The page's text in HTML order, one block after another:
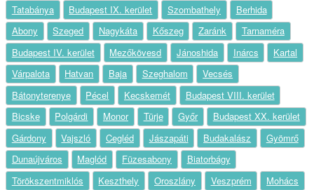
Tatabánya
Budapest IX. kerület Szombathely
Berhida
Abony
Szeged Nagykáta Kőszeg Zaránk
Tarnaméra
Budapest IV. kerület
Mezőkövesd Jánoshida Inárcs
Kartal
Várpalota
Hatvan Baja Szeghalom
Vecsés
Bátonyterenye
Pécel Kecskemét
Budapest VIII. kerület
Bicske
Polgárdi Monor Türje Győr
Budapest XX. kerület
Gárdony
Vajszló Cegléd Jászapáti Budakalász
Gyömrő
Dunaújváros
Maglód Füzesabony
Biatorbágy
Törökszentmiklós
Keszthely Oroszlány Veszprém
Mohács